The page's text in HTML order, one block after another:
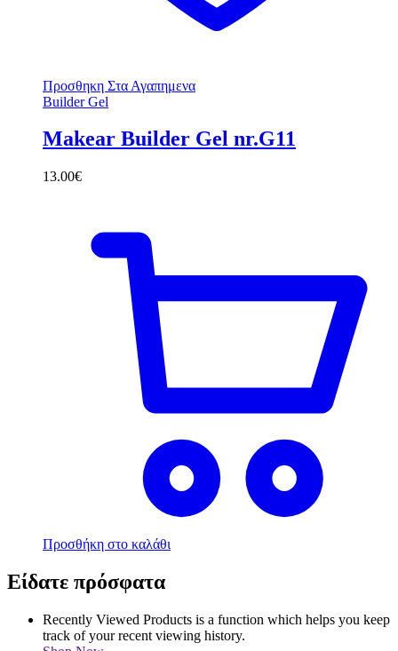
Προσθηκη Στα Αγαπημενα
Builder Gel
Makear Builder Gel nr.G11
13.00€
Προσθήκη στο καλάθι
Είδατε πρόσφατα
Recently Viewed Products is a function which helps you keep
track of your recent viewing history.